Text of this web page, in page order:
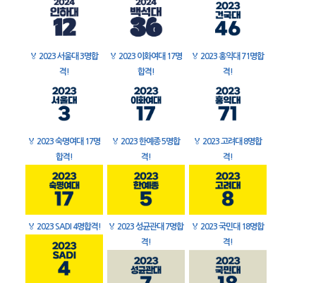
🏅 2023 서울대 3명합
격!
🏅 2023 이화여대 17명
합격!
🏅 2023 홍익대 71명합
격!
🏅 2023 숙명여대 17명
합격!
🏅 2023 한예종 5명합
격!
🏅 2023 고려대 8명합
격!
🏅 2023 SADI 4명합격! 🏅 2023 성균관대 7명합
격!
🏅 2023 국민대 18명합
격!